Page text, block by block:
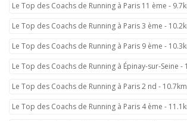
Le Top des Coachs de Running à Paris 11 ème -
Le Top des Coachs de Running à Paris 3 ème -
Le Top des Coachs de Running à Paris 9 ème -
Le Top des Coachs de Running à Épinay-sur-Seine -
Le Top des Coachs de Running à Paris 2 nd - 10.7km
Le Top des Coachs de Running à Paris 4 ème -